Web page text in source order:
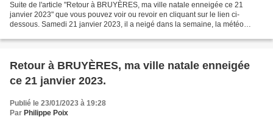
Suite de l'article "Retour à BRUYÈRES, ma ville natale enneigée ce 21
janvier 2023" que vous pouvez voir ou revoir en cliquant sur le lien ci-
dessous. Samedi 21 janvier 2023, il a neigé dans la semaine, la météo
Retour à BRUYÈRES, ma ville natale enneigée
ce 21 janvier 2023.
Publié le 23/01/2023 à 19:28
Par Philippe Poix